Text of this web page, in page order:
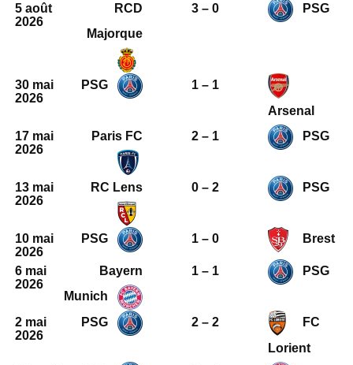
5 août
2026
RCD
Majorque
3 – 0 PSG
30 mai
2026
PSG
1 – 1
Arsenal
17 mai
2026
Paris FC 2 – 1 PSG
13 mai
2026
RC Lens 0 – 2 PSG
10 mai
2026
PSG 1 – 0 Brest
6 mai
2026
Bayern
Munich
1 – 1 PSG
2 mai
2026
PSG 2 – 2
FC
Lorient